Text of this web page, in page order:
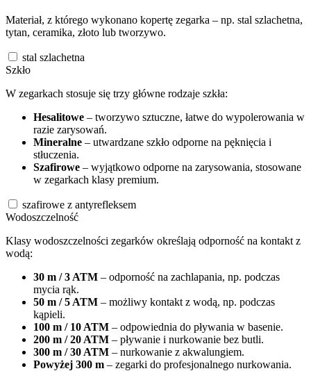
Materiał, z którego wykonano kopertę zegarka – np. stal szlachetna,
tytan, ceramika, złoto lub tworzywo.
stal szlachetna
Szkło
W zegarkach stosuje się trzy główne rodzaje szkła:
Hesalitowe – tworzywo sztuczne, łatwe do wypolerowania w
razie zarysowań.
Mineralne – utwardzane szkło odporne na pęknięcia i
stłuczenia.
Szafirowe – wyjątkowo odporne na zarysowania, stosowane
w zegarkach klasy premium.
szafirowe z antyrefleksem
Wodoszczelność
Klasy wodoszczelności zegarków określają odporność na kontakt z
wodą:
30 m / 3 ATM – odporność na zachlapania, np. podczas
mycia rąk.
50 m / 5 ATM – możliwy kontakt z wodą, np. podczas
kąpieli.
100 m / 10 ATM – odpowiednia do pływania w basenie.
200 m / 20 ATM – pływanie i nurkowanie bez butli.
300 m / 30 ATM – nurkowanie z akwalungiem.
Powyżej 300 m – zegarki do profesjonalnego nurkowania.